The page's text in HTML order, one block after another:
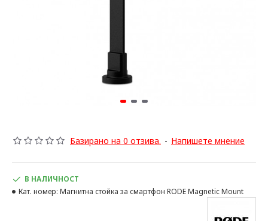
Базирано на 0 отзива. - Напишете мнение
В НАЛИЧНОСТ
Кат. номер: Магнитна стойка за смартфон RODE Magnetic Mount